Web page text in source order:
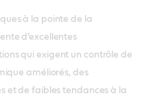
à la pointe de la
d’excellentes
qui exigent un contrôle de
améliorés, des
et de faibles tendances à la